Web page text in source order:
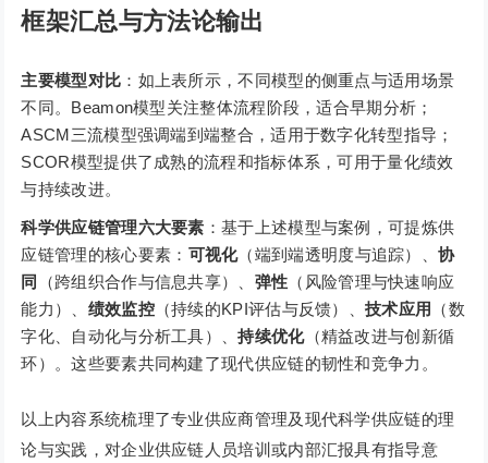
框架汇总与方法论输出
主要模型对比 ：如上表所示，不同模型的侧重点与适用场景
不同。Beamon模型关注整体流程阶段，适合早期分析；
ASCM三流模型强调端到端整合，适用于数字化转型指导；
SCOR模型提供了成熟的流程和指标体系，可用于量化绩效
与持续改进。
科学供应链管理六大要素 ：基于上述模型与案例，可提炼供
应链管理的核心要素： 可视化（端到端透明度与追踪）、协
同
（跨组织合作与信息共享）、 弹性 （风险管理与快速响应
能力）、 绩效监控（持续的KPI评估与反馈）、技术应用
（数
字化、自动化与分析工具）、持续优化（精益改进与创新循
环）。这些要素共同构建了现代供应链的韧性和竞争力。
以上内容系统梳理了专业供应商管理及现代科学供应链的理
论与实践，对企业供应链人员培训或内部汇报具有指导意